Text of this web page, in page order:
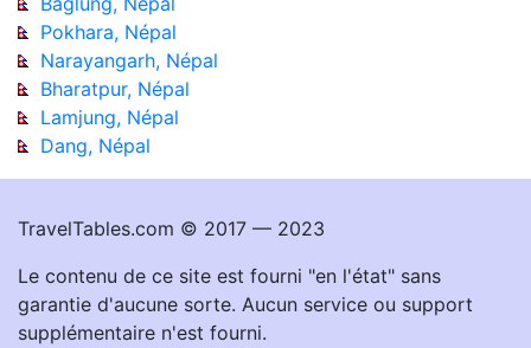
Pokhara, Népal
Narayangarh, Népal
Bharatpur, Népal
Lamjung, Népal
Dang, Népal
TravelTables.com © 2017 — 2023
Le contenu de ce site est fourni "en l'état" sans
garantie d'aucune sorte. Aucun service ou support
supplémentaire n'est fourni.